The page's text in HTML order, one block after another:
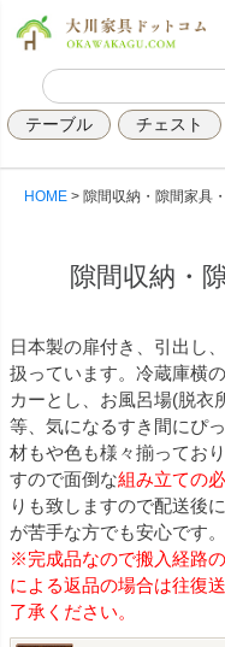
テーブル チェスト
HOME 隙間収納・隙間家具
隙間収納・
日本製の扉付き、引出し
扱っています。冷蔵庫横
カーとし、お風呂場(脱衣
等、気になるすき間にぴ
材もや色も様々揃ってお
すので面倒な組み立ての
りも致しますので配送後
が苦手な方でも安心です。
※完成品なので搬入経路
による返品の場合は往復
了承ください。